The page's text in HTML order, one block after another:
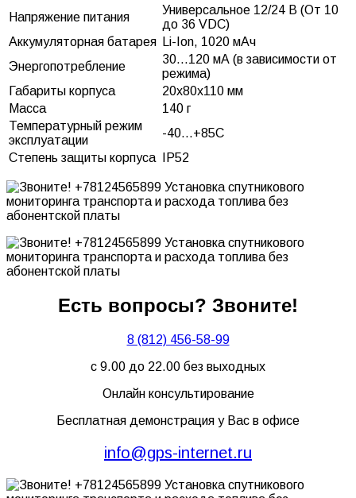
Напряжение питания
Универсальное 12/24 В (От 10
до 36 VDC)
Аккумуляторная батарея
Li-Ion, 1020 мАч
Энергопотребление
30...120 мА (в зависимости от
режима)
Габариты корпуса
20х80х110 мм
Масса
140 г
Температурный режим
эксплуатации
-40...+85С
Степень защиты корпуса
IP52
Есть вопросы? Звоните!
8 (812) 456-58-99
с 9.00 до 22.00 без выходных
Онлайн консультирование
Бесплатная демонстрация у Вас в офисе
info@gps-internet.ru